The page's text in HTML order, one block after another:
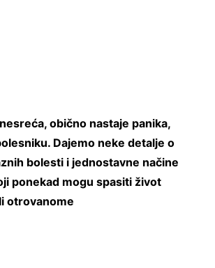
obično nastaje panika,
Dajemo neke detalje o
bolesti i jednostavne načine
ponekad mogu spasiti život
otrovanome